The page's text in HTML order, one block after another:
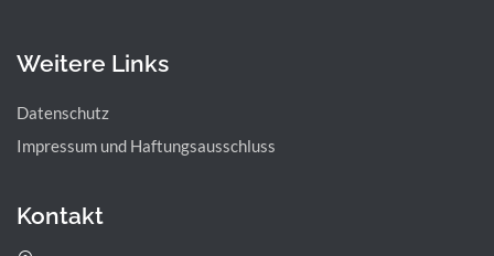
Weitere Links
Datenschutz
Impressum und Haftungsausschluss
Kontakt